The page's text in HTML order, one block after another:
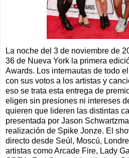
La noche del 3 de noviembre de
36 de Nueva York la primera
Awards. Los internautas de todo
con sus votos a los artistas y
eso se trata esta entrega de
eligen sin presiones ni intereses
quieren que lideren las distintas
presentada por Jason
realización de Spike Jonze. El
directo desde Seúl, Moscú,
artistas como Arcade Fire, Lady